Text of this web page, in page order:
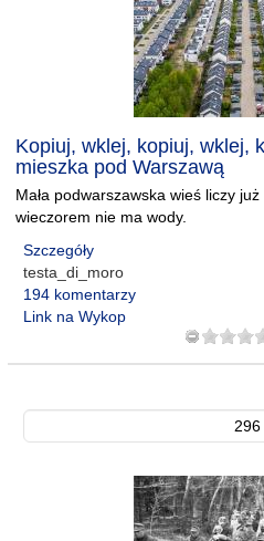
Kopiuj, wklej, kopiuj, wklej,
mieszka pod Warszawą
Mała podwarszawska wieś liczy
wieczorem nie ma wody.
Szczegóły
testa_di_moro
194 komentarzy
Link na Wykop
296